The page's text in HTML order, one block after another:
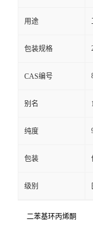
用途
包装规格
CAS编号
别名
纯度
包装
级别
二苯基环丙烯酮